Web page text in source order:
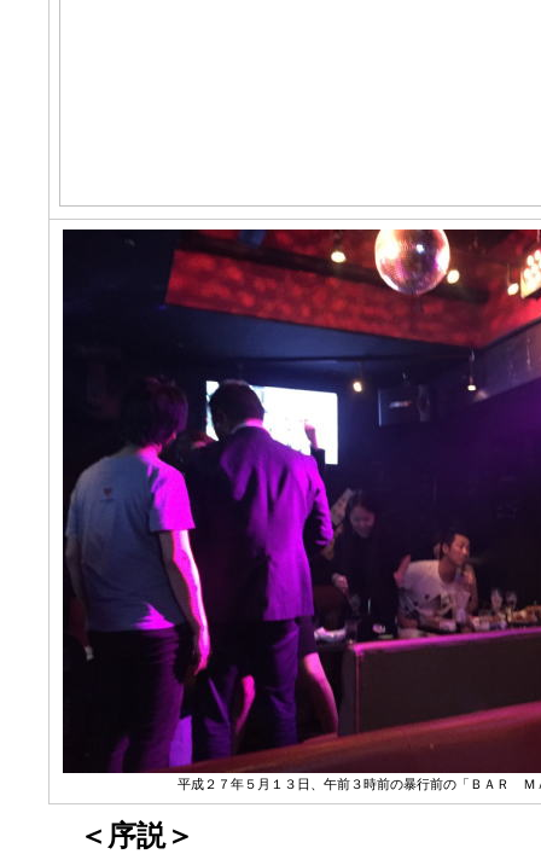
平成２７年５月１３日、午前３時前の暴行前の「ＢＡＲ Ｍ
＜序説＞